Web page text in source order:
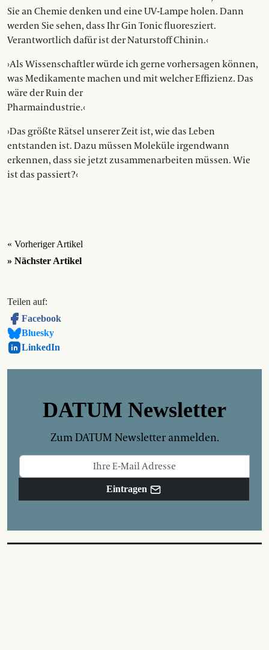
Sie an Chemie denken und eine UV-Lampe holen. Dann
werden Sie sehen, dass Ihr Gin Tonic fluoresziert.
Verantwortlich dafür ist der Naturstoff Chinin.‹
›Als Wissenschaftler würde ich gerne vorhersagen können,
was Medikamente machen und mit welcher Effizienz. Das
wäre der Ruin der
Pharmaindustrie.‹
›Das größte Rätsel unserer Zeit ist, wie das Leben
entstanden ist. Dazu müssen Moleküle irgendwann
erkennen, dass sie jetzt zusammenarbeiten müssen. Wie
ist das passiert?‹
« Vorheriger Artikel
» Nächster Artikel
Teilen auf:
Facebook
Bluesky
LinkedIn
DATUM Newsletter
Zum DATUM Newsletter anmelden.
Eintragen